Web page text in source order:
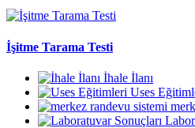
İşitme Tarama Testi
İhale İlanı
Uses